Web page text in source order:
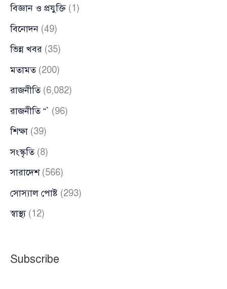
বিজ্ঞান ও প্রযুক্তি (1)
বিনোদন (49)
ভিন্ন খবর (35)
মতামত(200)
রাজনীতি(6,082)
রাজনীতি “` (96)
শিক্ষা (39)
সংস্কৃতি(8)
সারাদেশ(566)
সোস্যাল পোষ্ট (293)
স্বাস্থ্য(12)
Subscribe